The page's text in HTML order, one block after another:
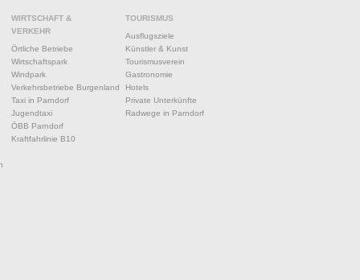
WIRTSCHAFT &
VERKEHR
Örtliche Betriebe
Wirtschaftspark
Windpark
Verkehrsbetriebe Burgenland
Taxi in Parndorf
Jugendtaxi
ÖBB Parndorf
Kraftfahrlinie B10
TOURISMUS
Ausflugsziele
Künstler & Kunst
Tourismusverein
Gastronomie
Hotels
Private Unterkünfte
Radwege in Parndorf